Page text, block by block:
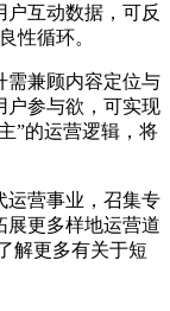
互动数据，可反
性循环。
兼顾内容定位与
户参与欲，可实现
”的运营逻辑，将
营事业，召集专
展更多样地运营道
解更多有关于短